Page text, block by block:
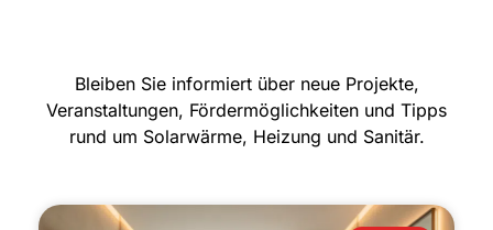
Bleiben Sie informiert über neue Projekte,
Veranstaltungen, Fördermöglichkeiten und Tipps
rund um Solarwärme, Heizung und Sanitär.